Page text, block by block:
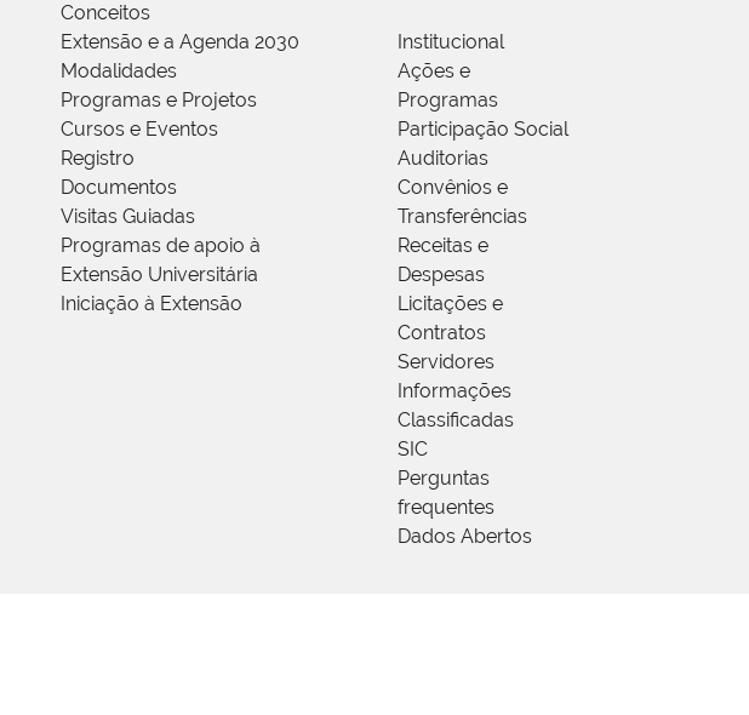
Conceitos
Extensão e a Agenda 2030
Modalidades
Programas e Projetos
Cursos e Eventos
Registro
Documentos
Visitas Guiadas
Programas de apoio à
Extensão Universitária
Iniciação à Extensão
Institucional
Ações e
Programas
Participação Social
Auditorias
Convênios e
Transferências
Receitas e
Despesas
Licitações e
Contratos
Servidores
Informações
Classificadas
SIC
Perguntas
frequentes
Dados Abertos